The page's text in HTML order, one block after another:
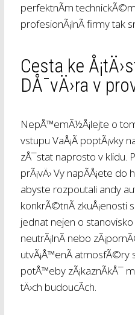
perfektnÃ­m
profesionÃ¡lnÃ­ firmy tak
Cesta ke
DÅ¯vÄ›ra v
NepÅ™emÃ½Å¡lejte o
vstupu VaÅ¡Ã­ poptÃ¡vky
zÅ¯stat naprosto v klidu.
prÃ¡vÄ› Vy napÃ­Å¡ete
abyste rozpoutali andy
konkrÃ©tnÃ­ zkuÅ¡enosti
jednat nejen o
neutrÃ¡lnÃ­ nebo
utvÃ¡Å™enÃ­ atmosfÃ©ry
potÅ™eby zÃ¡kaznÃ­kÅ¯
tÄ›ch budoucÃ­ch.